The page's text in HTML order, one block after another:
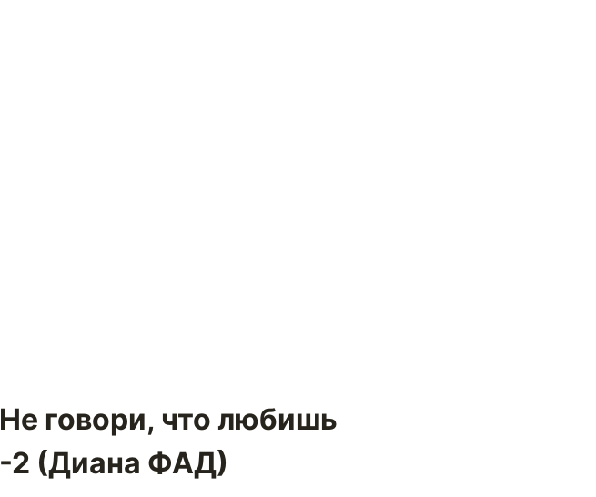
Не говори, что любишь
-2 (Диана ФАД)